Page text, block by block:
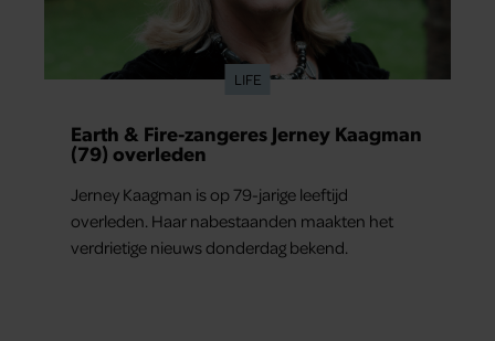
LIFE
Earth & Fire-zangeres Jerney Kaagman
(79) overleden
Jerney Kaagman is op 79-jarige leeftijd
overleden. Haar nabestaanden maakten het
verdrietige nieuws donderdag bekend.